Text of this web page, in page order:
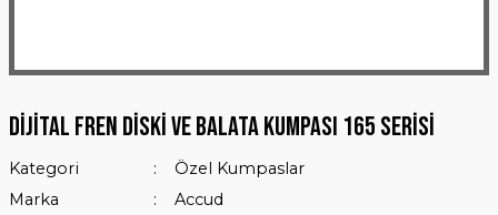
Dijital Fren Diski ve Balata Kumpası 165 Serisi
Kategori
Özel Kumpaslar
Marka
Accud